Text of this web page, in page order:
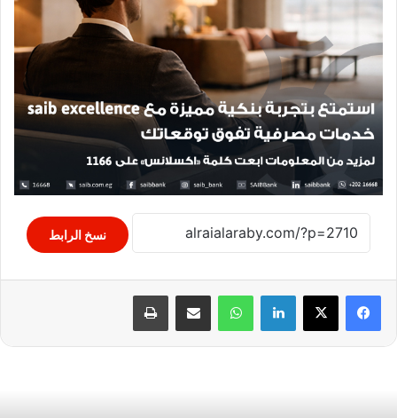
نسخ الرابط
لينكدإن واتساب مشاركة عبر البريد طباعة